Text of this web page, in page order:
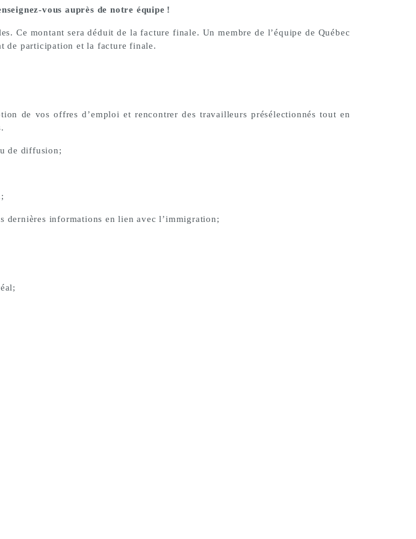
vous auprès de notre équipe !
Ce montant sera déduit de la facture finale. Un membre de l’équipe de Québec
de participation et la facture finale.
de vos offres d’emploi et rencontrer des travailleurs présélectionnés tout en
de diffusion;
dernières informations en lien avec l’immigration;